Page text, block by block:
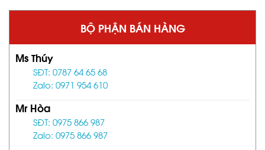
BỘ PHẬN BÁN HÀNG
Ms Thúy
SĐT: 0787 64 65 68
Zalo: 0971 954 610
Mr Hòa
SĐT: 0975 866 987
Zalo: 0975 866 987